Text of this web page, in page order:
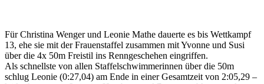
Für Christina Wenger und Leonie Mathe dauerte es bis Wettkampf
13, ehe sie mit der Frauenstaffel zusammen mit Yvonne und Susi
über die 4x 50m Freistil ins Renngeschehen eingriffen.
Als schnellste von allen Staffelschwimmerinnen über die 50m
schlug Leonie (0:27,04) am Ende in einer Gesamtzeit von 2:05,29 –